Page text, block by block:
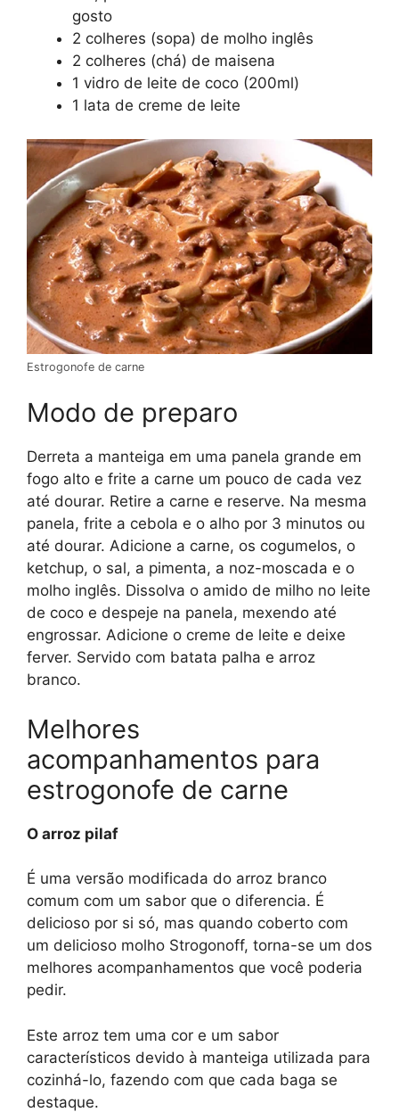
gosto
2 colheres (sopa) de molho inglês
2 colheres (chá) de maisena
1 vidro de leite de coco (200ml)
1 lata de creme de leite
Estrogonofe de carne
Modo de preparo
Derreta a manteiga em uma panela grande em
fogo alto e frite a carne um pouco de cada vez
até dourar. Retire a carne e reserve. Na mesma
panela, frite a cebola e o alho por 3 minutos ou
até dourar. Adicione a carne, os cogumelos, o
ketchup, o sal, a pimenta, a noz-moscada e o
molho inglês. Dissolva o amido de milho no leite
de coco e despeje na panela, mexendo até
engrossar. Adicione o creme de leite e deixe
ferver. Servido com batata palha e arroz
branco.
Melhores
acompanhamentos para
estrogonofe de carne
O arroz pilaf
É uma versão modificada do arroz branco
comum com um sabor que o diferencia. É
delicioso por si só, mas quando coberto com
um delicioso molho Strogonoff, torna-se um dos
melhores acompanhamentos que você poderia
pedir.
Este arroz tem uma cor e um sabor
característicos devido à manteiga utilizada para
cozinhá-lo, fazendo com que cada baga se
destaque.